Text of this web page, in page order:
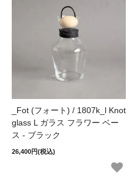
_Fot (フォート) / 1807k_l Knot
glass L ガラス フラワー ベー
ス - ブラック
26,400円(税込)